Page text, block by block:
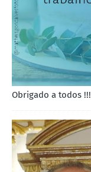
Obrigado a todos !!!